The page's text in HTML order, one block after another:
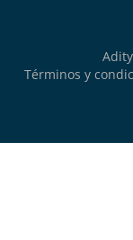
Términos y